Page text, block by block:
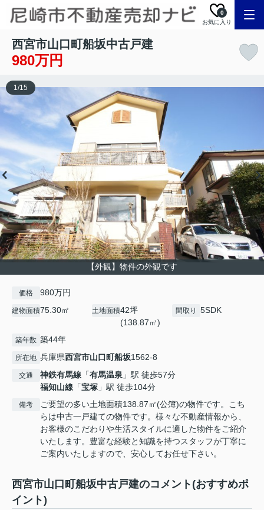
お気に入り
0
西宮市山口町船坂中古戸建
980万円
【外観】物件の外観です
1/15
価格 980万円
建物面積75.30㎡ 土地面積42坪
(138.87㎡)
間取り 5SDK
築年数 築44年
所在地 兵庫県西宮市山口町船坂1562-8
交通 神鉄有馬線 「有馬温泉 」駅 徒歩57分
福知山線 「宝塚 」駅 徒歩104分
備考
ご要望の多い土地面積138.87㎡(公簿)の物件です。こち
らは中古一戸建ての物件です。様々な不動産情報から、
お客様のこだわりや生活スタイルに適した物件をご紹介
いたします。豊富な経験と知識を持つスタッフが丁寧に
ご案内いたしますので、安心してお任せ下さい。
西宮市山口町船坂中古戸建のコメント(おすすめポ
イント)